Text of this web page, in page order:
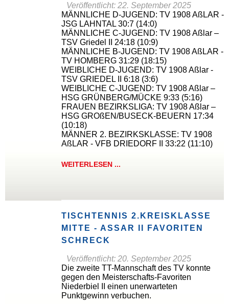
Veröffentlicht: 22. September 2025
MÄNNLICHE D-JUGEND: TV 1908 AßLAR -
JSG LAHNTAL 30:7 (14:0)
MÄNNLICHE C-JUGEND: TV 1908 Aßlar –
TSV Griedel II 24:18 (10:9)
MÄNNLICHE B-JUGEND: TV 1908 AßLAR -
TV HOMBERG 31:29 (18:15)
WEIBLICHE D-JUGEND: TV 1908 Aßlar -
TSV GRIEDEL II 6:18 (3:6)
WEIBLICHE C-JUGEND: TV 1908 Aßlar –
HSG GRÜNBERG/MÜCKE 9:33 (5:16)
FRAUEN BEZIRKSLIGA: TV 1908 Aßlar –
HSG GROßEN/BUSECK-BEUERN 17:34
(10:18)
MÄNNER 2. BEZIRKSKLASSE: TV 1908
AßLAR - VFB DRIEDORF II 33:22 (11:10)
WEITERLESEN ...
TISCHTENNIS 2.KREISKLASSE
MITTE - ASSAR II FAVORITEN S
CHRECK
Veröffentlicht: 20. September 2025
Die zweite TT-Mannschaft des TV konnte
gegen den Meisterschafts-Favoriten
Niederbiel II einen unerwarteten
Punktgewinn verbuchen.